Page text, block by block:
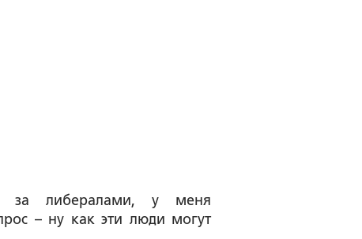
за либералами, у меня
– ну как эти люди могут